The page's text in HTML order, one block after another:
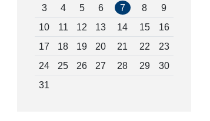
3
4 5 6 7 8
9
10
11 12 13 14 15
16
17
18 19 20 21 22
23
24
25 26 27 28 29
30
31